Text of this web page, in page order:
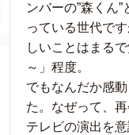
ンバーの”森くん
っている世代で
しいことはまる
～」程度。
でもなんだか感
た。なぜって、
テレビの演出を